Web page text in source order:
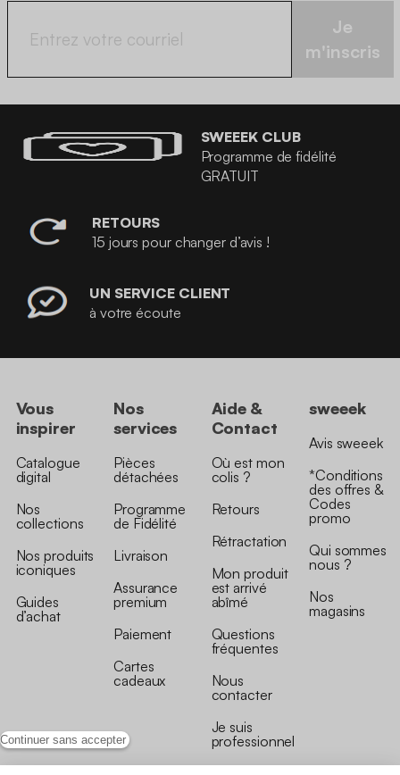
Continuer sans accepter
Je
m'inscris
SWEEEK CLUB
Programme de fidélité
GRATUIT
RETOURS
15 jours pour changer d’avis !
UN SERVICE CLIENT
à votre écoute
Vous
inspirer
Catalogue
digital
Nos
collections
Nos produits
iconiques
Guides
d’achat
Nos
services
Pièces
détachées
Programme
de Fidélité
Livraison
Assurance
premium
Paiement
Cartes
cadeaux
Aide &
Contact
Où est mon
colis ?
Retours
Rétractation
Mon produit
est arrivé
abîmé
Questions
fréquentes
Nous
contacter
Je suis
professionnel
sweeek
Avis sweeek
*Conditions
des offres &
Codes
promo
Qui sommes
nous ?
Nos
magasins